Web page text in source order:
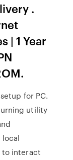
.
| 1 Year
for PC.
utility
to interact